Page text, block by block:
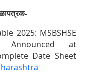
2025: MSBSHSE
Announced at
Date Sheet